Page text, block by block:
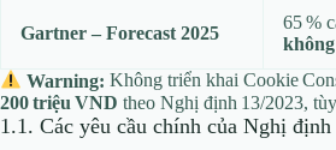
Gartner – Forecast 2025
65 %
Warning: Không triển khai Cookie
200 triệu VND theo Nghị định 13/2023,
1.1. Các yêu cầu chính của Nghị định